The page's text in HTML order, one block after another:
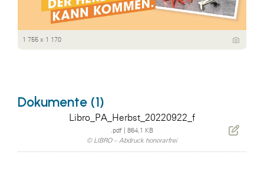
1 755 x 1 170
Dokumente (1)
Libro_PA_Herbst_20220922_f
.pdf
864,1 KB
© LIBRO – Abdruck honorarfrei